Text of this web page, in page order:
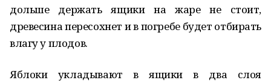
дольше держать ящики на жаре не стоит,
древесина пересохнет и в погребе будет отбирать
влагу у плодов.
Яблоки укладывают в ящики в два слоя